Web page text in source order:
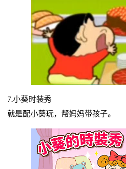
7.小葵时装秀
就是配小葵玩，帮妈妈带孩子。